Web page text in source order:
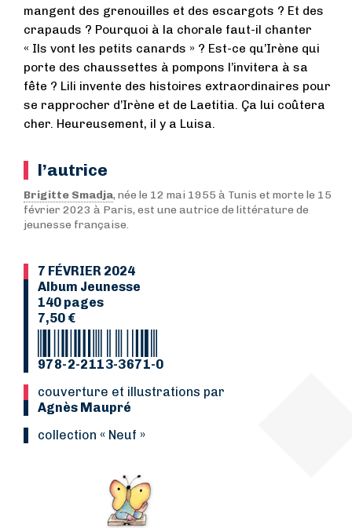
mangent des grenouilles et des escargots ? Et des
crapauds ? Pourquoi à la chorale faut-il chanter
« Ils vont les petits canards » ? Est-ce qu’Irène qui
porte des chaussettes à pompons l’invitera à sa
fête ? Lili invente des histoires extraordinaires pour
se rapprocher d’Irène et de Laetitia. Ça lui coûtera
cher. Heureusement, il y a Luisa.
l’autrice
Brigitte Smadja, née le 12 mai 1955 à Tunis et morte le 15
février 2023 à Paris, est une autrice de littérature de
jeunesse française.
7 FÉVRIER 2024
Album Jeunesse
140 pages
7,50 €
978-2-2113-3671-0
Couverture et illustrations par
Agnès Maupré
collection « Neuf »